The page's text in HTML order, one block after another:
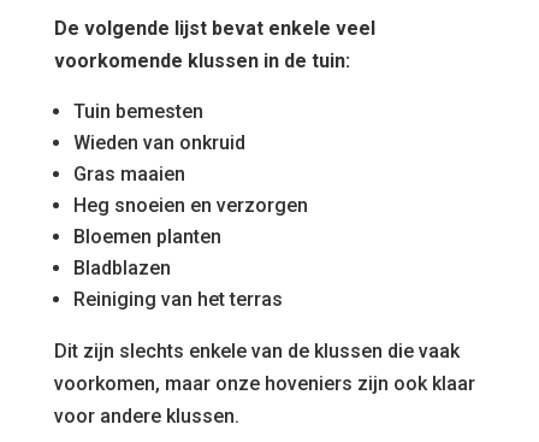
De volgende lijst bevat enkele veel
voorkomende klussen in de tuin:
Tuin bemesten
Wieden van onkruid
Gras maaien
Heg snoeien en verzorgen
Bloemen planten
Bladblazen
Reiniging van het terras
Dit zijn slechts enkele van de klussen die vaak
voorkomen, maar onze hoveniers zijn ook klaar
voor andere klussen.